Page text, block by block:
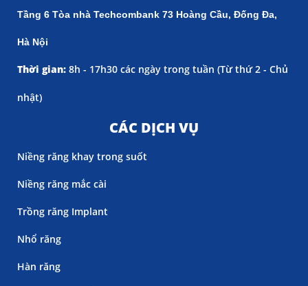
Tầng 6 Tòa nhà Techcombank 73 Hoàng Cầu, Đống Đa,
Hà Nội
Thời gian: 8h - 17h30 các ngày trong tuần (Từ thứ 2 - Chủ
nhật)
CÁC DỊCH VỤ
Niềng răng khay trong suốt
Niềng răng mắc cài
Trồng răng Implant
Nhổ răng
Hàn răng